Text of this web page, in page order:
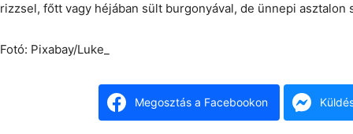
rizzsel, főtt vagy héjában sült burgonyával, de ünnepi
Fotó: Pixabay/Luke_
Megosztás a Facebookon